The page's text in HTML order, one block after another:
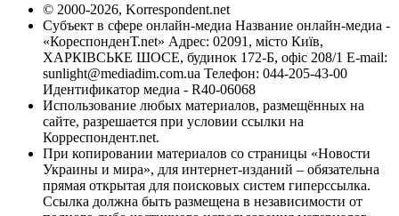
© 2000-2026, Korrespondent.net
Субъект в сфере онлайн-медиа Название онлайн-медиа -
«КореспонденТ.net» Адрес: 02091, місто Київ,
ХАРКІВСЬКЕ ШОСЕ, будинок 172-Б, офіс 208/1 E-mail:
sunlight@mediadim.com.ua Телефон: 044-205-43-00
Идентификатор медиа - R40-06068
Использование любых материалов, размещённых на
сайте, разрешается при условии ссылки на
Корреспондент.net.
При копировании материалов со страницы «Новости
Украины и мира», для интернет-изданий – обязательна
прямая открытая для поисковых систем гиперссылка.
Ссылка должна быть размещена в независимости от